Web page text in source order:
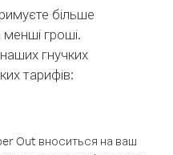
більше
гроші.
гнучких
тарифів:
Out вноситься на ваш